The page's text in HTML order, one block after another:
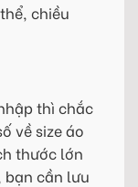
chiều
thì chắc
về size áo
thước lớn
bạn cần lưu